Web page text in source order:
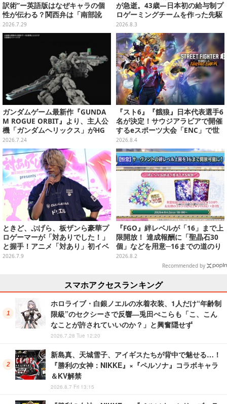
訳術”ー英語版はなぜキャラの個
性が伝わる？関西弁は「南部訛
り」に訳さない【CEDEC2026】
2026.7.29
が急逝。43歳―日本初の給与制プ
ロゲーミングチームを作った先駆
者
2026.8.3
ガンダムゲーム最新作『GUNDA
M ROGUE ORBIT』より、主人公
機「ガンダムヘリックス」がHG
ガンプラ化！通常カラーに加え、
ゲーム同梱限定の特別版も
2026.7.24
『スト6』『餓狼』日本代表選手6
名が決定！サウジアラビアで開催
するeスポーツ大会「ENC」で世
界に挑む
2026.8.4
ときど、ぷげら、板ザンら豪華プ
ロゲーマーが「対ありでした！」
と握手！アニメ「対あり」初イベ
ントが格ゲー愛に溢れすぎていた
2026.7.9
『FGO』絆レベルが「16」まで上
限開放！ 達成報酬に「聖晶石30
個」などを用意─16までの道のり
は「結構かかります」
2026.8.2
Recommended by
スマホアクセスランキング
ホロライブ・白銀ノエルの水着衣装、1人だけ“年齢制
限級”のセクシーさで反響―兎田ぺこらも「こ、こん
なことが許されていいのか？」と興奮隠せず
2026.7.28 Tue 12:20
新島真、天城雪子、アイギスたちが背中で魅せる…！
『勝利の女神：NIKKE』×『ペルソナ』コラボキャラ
＆KV解禁
2026.8.7 Fri 13:15